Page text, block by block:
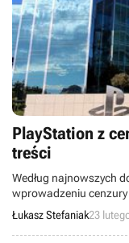
PlayStation z
treści
Według najnowszych
wprowadzeniu
na konsolę
szerszego grona
Łukasz Stefaniak23